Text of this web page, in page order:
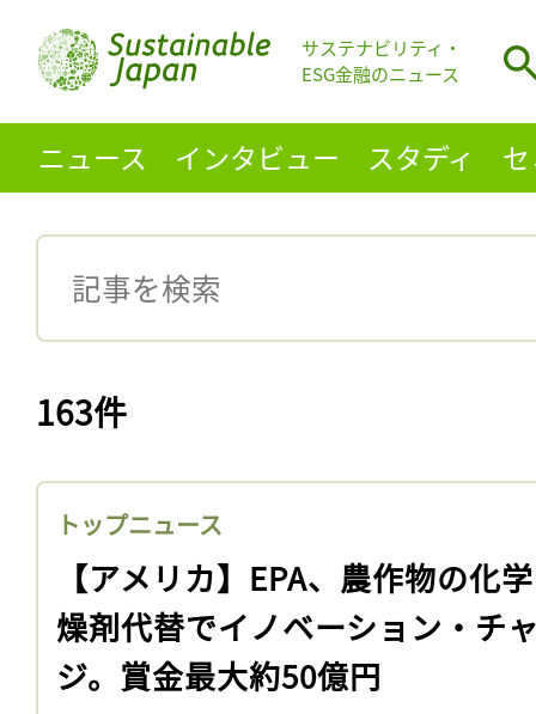
サステナビリティ・
ESG金融のニュース
ニュース インタビュー スタディ
163件
トップニュース
【アメリカ】EPA、農作物の化
燥剤代替でイノベーション・チ
ジ。賞金最大約50億円